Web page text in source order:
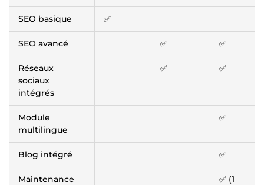
SEO basique ✅
SEO avancé ✅ ✅
Réseaux
sociaux
intégrés
✅ ✅
Module
multilingue
✅
Blog intégré ✅
Maintenance
✅ (1